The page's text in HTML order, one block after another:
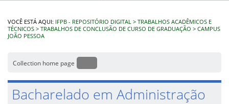
VOCÊ ESTÁ AQUI: IFPB - REPOSITÓRIO DIGITAL
TRABALHOS ACADÊMICOS E
TÉCNICOS
TRABALHOS DE CONCLUSÃO DE CURSO DE GRADUAÇÃO
CAMPUS
JOÃO PESSOA
Collection home page
Bacharelado em Administração